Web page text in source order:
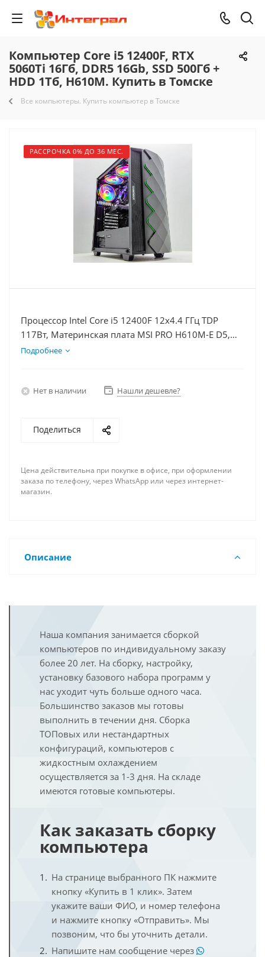
Компьютер Core i5 12400F, RTX
5060Ti 16Гб, DDR5 16Gb, SSD 500Гб +
HDD 1Тб, H610M. Купить в Томске
Все компьютеры. Купить компьютер в Томске
РАССРОЧКА 0% ДО 36 МЕС.
Процессор Intel Core i5 12400F 12x4.4 ГГц TDP
117Вт, Материнская плата MSI PRO H610M-E D5,
Видеокарта RTX 5060Ti 16Гб, Память DDR5 16Gb,
Подробнее
Нет в наличии Нашли дешевле?
Поделиться
Цена действительна при покупке в офисе, при оформлении
заказа по телефону, через WhatsApp или через интернет-
магазин.
Описание
Наша компания занимается сборкой
компьютеров по индивидуальному заказу
более 20 лет. На сборку, настройку,
установку базового набора программ у
нас уходит чуть больше одного часа.
Большинство заказов мы готовы
выполнить в течении дня. Сборка
ТОПовых или нестандартных
конфигураций, компьютеров с
жидкостным охлаждением
осуществляется за 1-3 дня. На складе
имеются готовые компьютеры.
Как заказать сборку
компьютера
На странице выбранного ПК нажмите
кнопку «Купить в 1 клик». Затем
укажите ваши ФИО, и номер телефона
и нажмите кнопку «Отправить». Мы
позвоним, что бы уточнить детали.
Напишите нам сообщение через